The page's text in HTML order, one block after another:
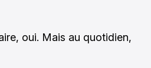
oui. Mais au quotidien,